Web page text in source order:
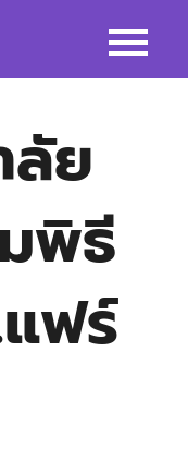
ลัย
พิธี
ฟร์